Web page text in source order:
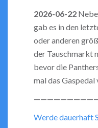
EMBED
2026-06-22
gab es in den
oder anderen
der Tauschmarkt
bevor die
mal das
Werde dauerhaft